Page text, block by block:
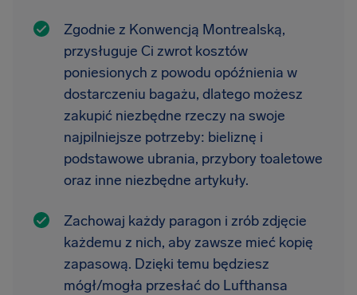
Zgodnie z Konwencją Montrealską,
przysługuje Ci zwrot kosztów
poniesionych z powodu opóźnienia w
dostarczeniu bagażu, dlatego możesz
zakupić niezbędne rzeczy na swoje
najpilniejsze potrzeby: bieliznę i
podstawowe ubrania, przybory toaletowe
oraz inne niezbędne artykuły.
Zachowaj każdy paragon i zrób zdjęcie
każdemu z nich, aby zawsze mieć kopię
zapasową. Dzięki temu będziesz
mógł/mogła przesłać do Lufthansa